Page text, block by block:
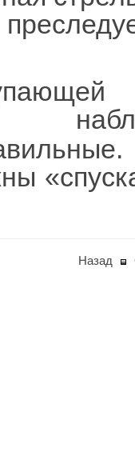
Назад